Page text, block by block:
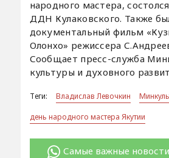
народного мастера,
ДДН Кулаковского. Также
документальный фильм
Олонхо» режиссера
Сообщает пресс-служба
культуры и духовного
Теги: Владислав Левочкин
день народного мастера Якутии
Самые важные